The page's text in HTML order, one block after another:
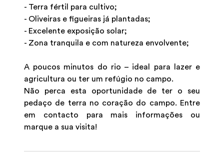
- Terra fértil para cultivo;
- Oliveiras e figueiras já plantadas;
- Excelente exposição solar;
- Zona tranquila e com natureza envolvente;
A poucos minutos do rio – ideal para lazer e
agricultura ou ter um refúgio no campo.
Não perca esta oportunidade de ter o seu
pedaço de terra no coração do campo. Entre
em contacto para mais informações ou
marque a sua visita!